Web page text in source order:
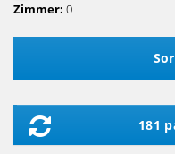
Zimmer: 0
181